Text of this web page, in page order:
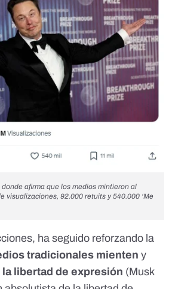
donde afirma que los medios mintieron al
visualizaciones, 92.000 retuits y 540.000 ‘Me
ha seguido reforzando la
tradicionales mienten y
la libertad de expresión (Musk